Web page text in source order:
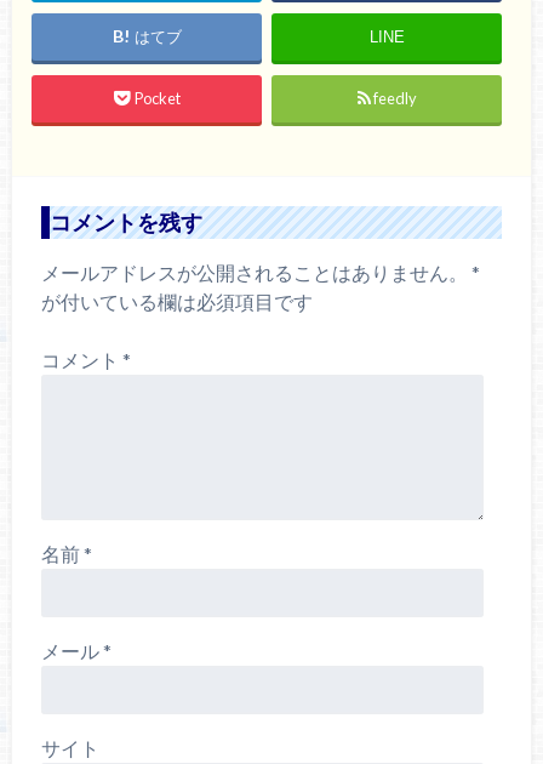
はてブ LINE
Pocket feedly
コメントを残す
メールアドレスが公開されることはありません。
*
が付いている欄は必須項目です
コメント *
名前*
メール*
サイト